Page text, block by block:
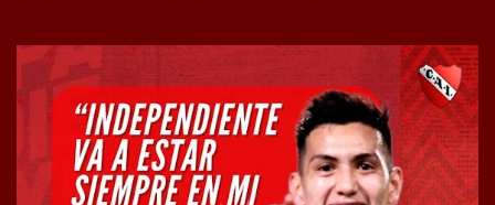
llegué a un Independiente que juega muy dinámico y me gusta
mucho. Me favorece por la forma de jugar mía y eso también
ayudó a que me adapte”. “Me siento mejor por izquierda, pero me
gusta mucho jugar de 9, y juego sin problemas por derecha
también. Jugar de 9 y de extremo por izquierda es diferente. A mi
me gusta jugar por fuera, porque tengo mas posibilidades de